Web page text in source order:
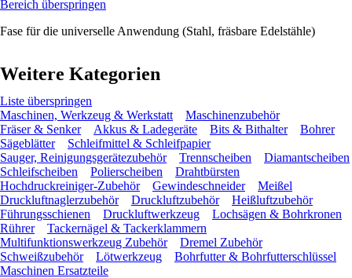
Bereich überspringen
Fase für die universelle Anwendung (Stahl, fräsbare Edelstähle)
Weitere Kategorien
Liste überspringen
Maschinen, Werkzeug & Werkstatt
Maschinenzubehör
Fräser & Senker
Akkus & Ladegeräte Bits & Bithalter
Bohrer
Sägeblätter
Schleifmittel & Schleifpapier
Sauger, Reinigungsgerätezubehör
Trennscheiben
Diamantscheiben
Schleifscheiben
Polierscheiben
Drahtbürsten
Hochdruckreiniger-Zubehör
Gewindeschneider
Meißel
Druckluftnaglerzubehör
Druckluftzubehör
Heißluftzubehör
Führungsschienen
Druckluftwerkzeug
Lochsägen & Bohrkronen
Rührer
Tackernägel & Tackerklammern
Multifunktionswerkzeug Zubehör
Dremel Zubehör
Schweißzubehör
Lötwerkzeug
Bohrfutter & Bohrfutterschlüssel
Maschinen Ersatzteile